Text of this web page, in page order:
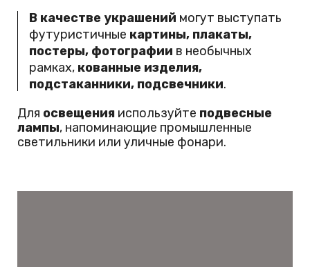
В качестве украшений могут выступать
футуристичные картины, плакаты,
постеры, фотографии в необычных
рамках, кованные изделия,
подстаканники, подсвечники.
Для освещения используйте подвесные
лампы, напоминающие промышленные
светильники или уличные фонари.